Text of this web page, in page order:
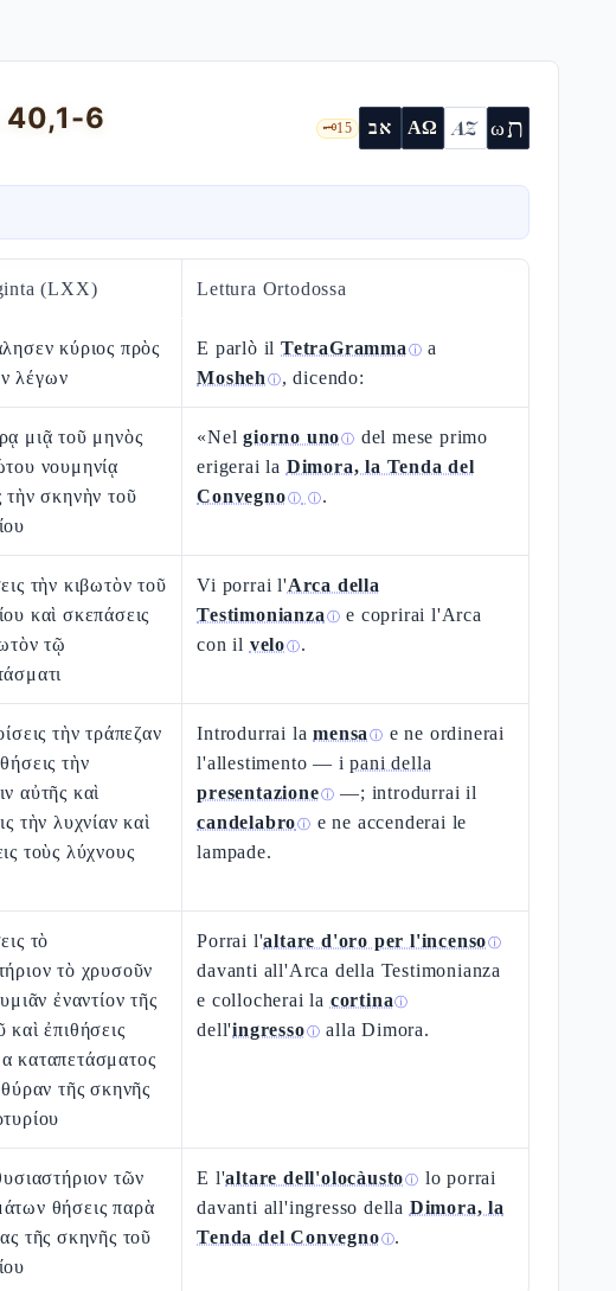
6 🗝️15 אב ΑΩ AZ ωת
(LXX) Lettura Ortodossa
κύριος πρὸς
λέγων
E parlò ilTetraGramma ⓘ a
Mosheh ⓘ, dicendo:
μιᾷ τοῦ μηνὸς
νουμηνίᾳ
τὴν σκηνὴν τοῦ
«Nelgiorno unoⓘ del mese primo
erigerai la Dimora, la Tenda del
Convegnoⓘ ⓘ.
τὴν κιβωτὸν τοῦ
καὶ σκεπάσεις
τῷ
Vi porrai l'Arca della
Testimonianza ⓘ e coprirai l'Arca
con il veloⓘ.
τὴν τράπεζαν
τὴν
αὐτῆς καὶ
τὴν λυχνίαν καὶ
τοὺς λύχνους
Introdurrai lamensa ⓘ e ne ordinerai
l'allestimento — ipani della
presentazioneⓘ —; introdurrai il
candelabroⓘ e ne accenderai le
lampade.
τὸ
τὸ χρυσοῦν
ἐναντίον τῆς
καὶ ἐπιθήσεις
καταπετάσματος
θύραν τῆς σκηνῆς
Porrai l'altare d'oro per l'incensoⓘ
davanti all'Arca della Testimonianza
e collocherai la cortina ⓘ
dell'ingressoⓘ alla Dimora.
τῶν
θήσεις παρὰ
τῆς σκηνῆς τοῦ
E l'altare dell'olocàustoⓘ lo porrai
davanti all'ingresso della Dimora, la
Tenda del Convegnoⓘ.